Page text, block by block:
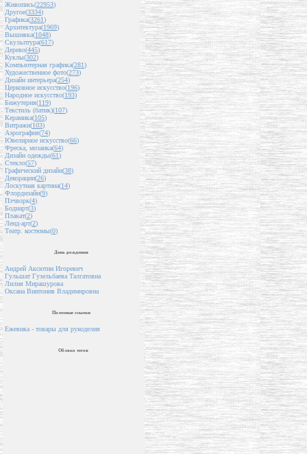
Живопись(22953)
Другое(3334)
Графика(3261)
Архитектура(1969)
Вышивка(1048)
Скульптура(617)
Дерево(445)
Куклы(302)
Компьютерная графика(281)
Художественное фото(273)
Дизайн интерьера(254)
Церковное искусство(196)
Народное искусство(193)
Бижутерия(119)
Текстиль (батик)(107)
Керамика(105)
Витражи(103)
Аэрография(74)
Ювелирное искусство(66)
Фреска, мозаика(64)
Дизайн одежды(61)
Стекло(57)
Графический дизайн(38)
Декорации(26)
Лоскутная картина(14)
Флордизайн(9)
Пэчворк(4)
Бодиарт(3)
Плакат(2)
Ленд-арт(2)
Театр. костюмы(0)
День рождения
Андрей Аксютин Игоревич
Гульшат Гузельбаева Талгатовна
Лилия Мирашурова
Оксана Винтонив Владимировна
Полезные ссылки
Ежевика - товары для рукоделия
Облако тегов